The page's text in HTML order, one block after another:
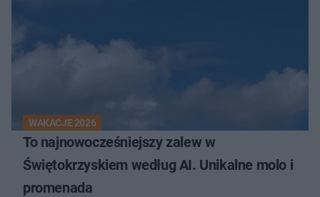
WAKACJE 2026
To najnowocześniejszy zalew w
Świętokrzyskiem według AI. Unikalne molo i
promenada